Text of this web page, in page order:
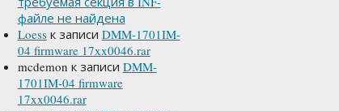
файле не найдена
Loessк записи DMM-1701IM-
04 firmware 17xx0046.rar
mcdemon к записи DMM-
1701IM-04 firmware
17xx0046.rar